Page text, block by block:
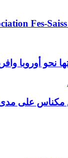
Fes-
أوروبا
على مدى